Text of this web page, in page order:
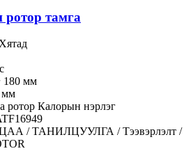
ротор тамга
180 мм
мм
ротор Калорын нэрлэг
ТАНИЛЦУУЛГА / Тээвэрлэлт /